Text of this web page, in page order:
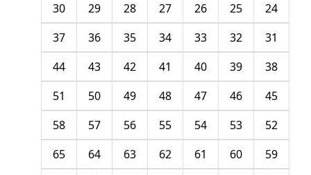
24
25
26
27
28
29
30
31
32
33
34
35
36
37
38
39
40
41
42
43
44
45
46
47
48
49
50
51
52
53
54
55
56
57
58
59
60
61
62
63
64
65